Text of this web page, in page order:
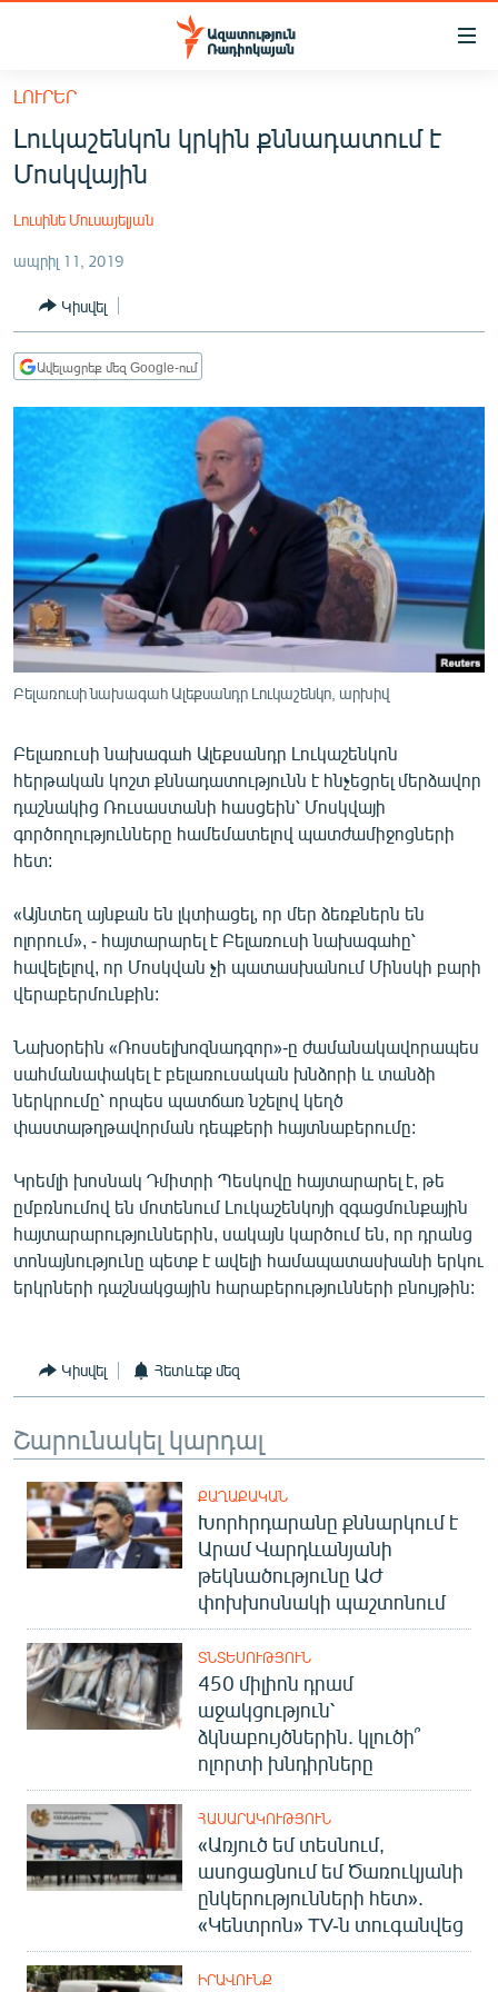
Մատչելիության
հիմնական
բովանդակությանը
Անցնել
հիմնական
մենյուին
ՀԱՅԱՍՏԱՆ
ՔԱՂԱՔԱԿԱՆ
ԸՆՏՐՈՒԹՅՈՒՆՆԵՐ 2026
ԻՐԱՎՈՒՆՔ
ՀԱՍԱՐԱԿՈՒԹՅՈՒՆ
ՏՆՏԵՍՈՒԹՅՈՒՆ
ՊԱՏԵՐԱԶՄԻ 6 ՇԱԲԱԹՆԵՐԸ
ՏԱՐԱԾԱՇՐՋԱՆ
ՄԻՋԱԶԳԱՅԻՆ
ՄՇԱԿՈՒՅԹ
ՍՊՈՐՏ
ՄԵԿՆԱԲԱՆՈՒԹՅՈՒՆ
ՏՏ ԵՒ ԻՆՏԵՐՆԵՏ
ԱՐԽԻՎ
ՏԵՍԱՆՅՈՒԹԵՐ
ԲԱՆԱՎԵՃ
ՓՈԴՔԱՍԹ
Հայերեն
Русский
ՀԵՏԵՎԵՔ ՄԵԶ
«Ազատության» բոլոր կայքերը
ԼՈՒՐԵՐ
Լուկաշենկոն կրկին քննադատում է
Մոսկվային
Լուսինե Մուսայելյան
ապրիլ 11, 2019
Կիսվել
Ավելացրեք մեզ Google-ում
Բելառուսի նախագահ Ալեքսանդր Լուկաշենկո, արխիվ
Բելառուսի նախագահ Ալեքսանդր Լուկաշենկոն
հերթական կոշտ քննադատությունն է հնչեցրել մերձավոր
դաշնակից Ռուսաստանի հասցեին՝ Մոսկվայի
գործողությունները համեմատելով պատժամիջոցների
հետ:
«Այնտեղ այնքան են լկտիացել, որ մեր ձեռքներն են
ոլորում», - հայտարարել է Բելառուսի նախագահը՝
հավելելով, որ Մոսկվան չի պատասխանում Մինսկի բարի
վերաբերմունքին:
Նախօրեին «Ռոսսելխոզնադզոր»-ը ժամանակավորապես
սահմանափակել է բելառուսական խնձորի և տանձի
ներկրումը՝ որպես պատճառ նշելով կեղծ
փաստաթղթավորման դեպքերի հայտնաբերումը:
Կրեմլի խոսնակ Դմիտրի Պեսկովը հայտարարել է, թե
ըմբռնումով են մոտենում Լուկաշենկոյի զգացմունքային
հայտարարություններին, սակայն կարծում են, որ դրանց
տոնայնությունը պետք է ավելի համապատասխանի երկու
երկրների դաշնակցային հարաբերությունների բնույթին:
Կիսվել Հետևեք մեզ
Շարունակել կարդալ
ՔԱՂԱՔԱԿԱՆ
Խորհրդարանը քննարկում է
Արամ Վարդևանյանի
թեկնածությունը ԱԺ
փոխխոսնակի պաշտոնում
ՏՆՏԵՍՈՒԹՅՈՒՆ
450 միլիոն դրամ
աջակցություն՝
ձկնաբույծներին. կլուծի՞
ոլորտի խնդիրները
ՀԱՍԱՐԱԿՈՒԹՅՈՒՆ
«Առյուծ եմ տեսնում,
ասոցացնում եմ Ծառուկյանի
ընկերությունների հետ».
«Կենտրոն» TV-ն տուգանվեց
ԻՐԱՎՈՒՆՔ